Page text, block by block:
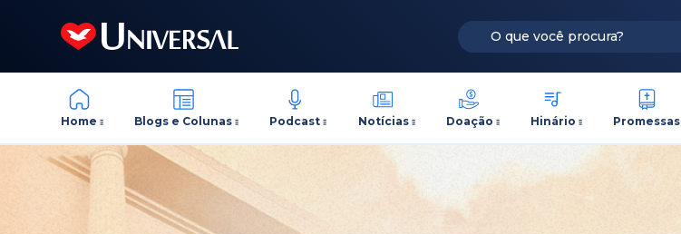
Home Blogs e Colunas Podcast Notícias Doação Hinário Promessas